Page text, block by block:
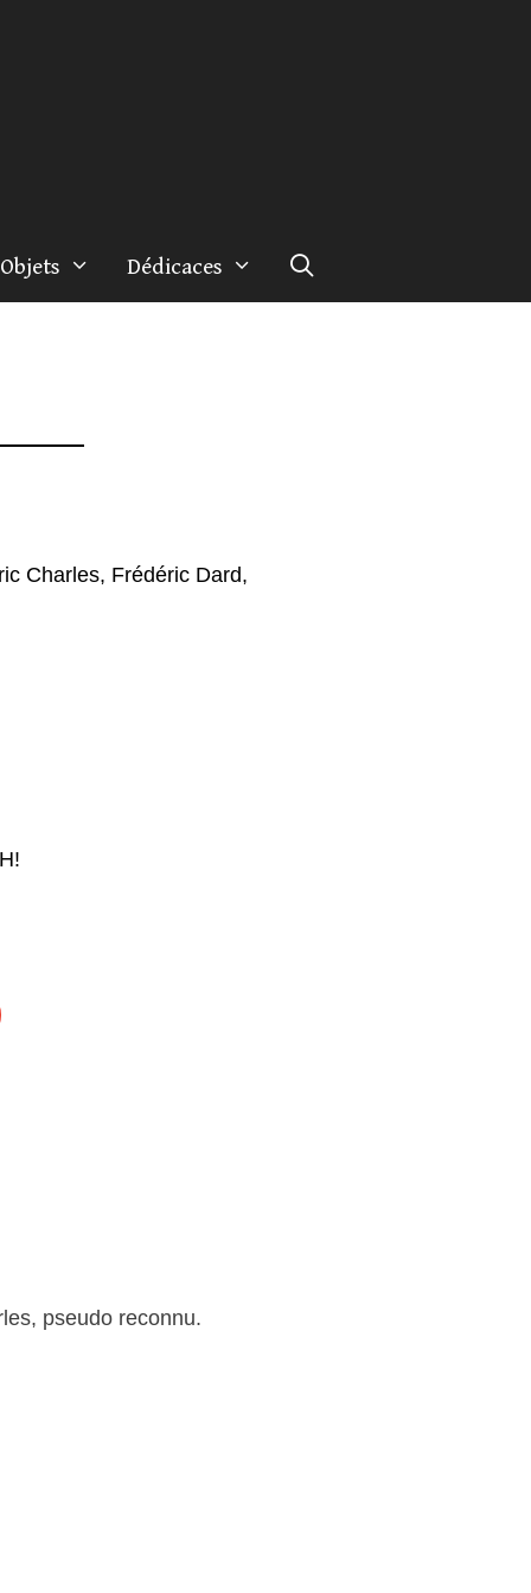
Objets Dédicaces
Charles, Frédéric Dard,
pseudo reconnu.